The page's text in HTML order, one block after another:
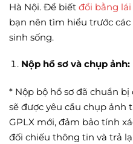
Hà Nội. Để biết đổi bằng lái
bạn nên tìm hiểu trước
sinh sống.
Nộp hồ sơ và chụp ảnh:
* Nộp bộ hồ sơ đã chuẩn
sẽ được yêu cầu chụp ảnh
GPLX mới, đảm bảo tính
đối chiếu thông tin và trả